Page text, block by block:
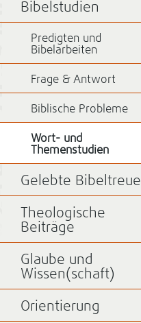
Bibelstudien
Predigten und
Bibelarbeiten
Frage & Antwort
Biblische Probleme
Wort- und
Themenstudien
Gelebte Bibeltreue
Theologische
Beiträge
Glaube und
Wissen(schaft)
Orientierung